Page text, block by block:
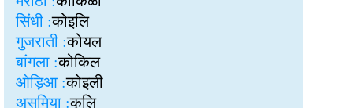
सिंधी :कोइलि
गुजराती :कोयल
बांगला :कोकिल
ओड़िआ :कोइली
असमिया :कूलि